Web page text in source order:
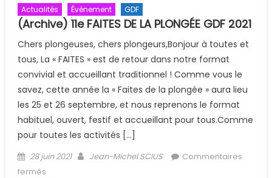
Actualités Évènement GDF
(Archive) 11e FAITES DE LA PLONGÉE GDF 2021
Chers plongeuses, chers plongeurs,Bonjour à toutes et
tous, La « FAITES » est de retour dans notre format
convivial et accueillant traditionnel ! Comme vous le
savez, cette année la « Faites de la plongée » aura lieu
les 25 et 26 septembre, et nous reprenons le format
habituel, ouvert, festif et accueillant pour tous.Comme
pour toutes les activités […]
Posted on
28 juin 2021 Author
Jean-Michel SCIUS
Commentaires
fermés